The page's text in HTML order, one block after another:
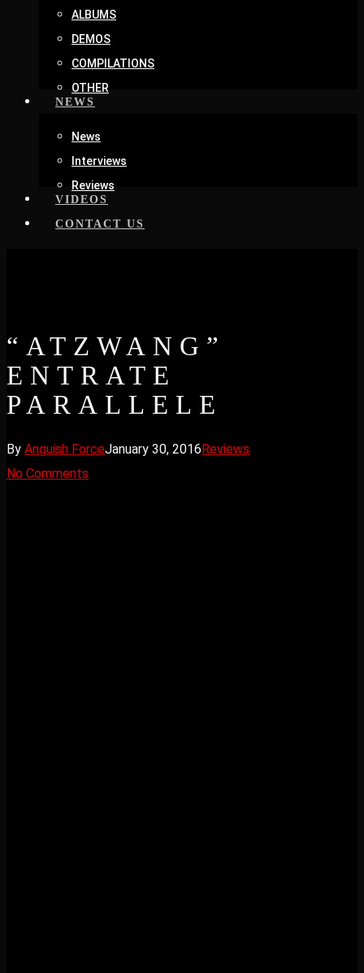
ALBUMS
DEMOS
COMPILATIONS
OTHER
NEWS
News
Interviews
Reviews
VIDEOS
CONTACT US
“ATZWANG”
ENTRATE
PARALLELE
By Anguish ForceJanuary 30, 2016 Reviews
No Comments